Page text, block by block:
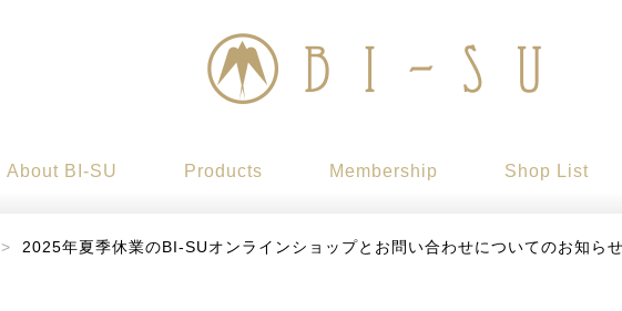
About BI-SU Products Membership Shop List
> 2025年夏季休業のBI-SUオンラインショップとお問い合わせについてのお知ら